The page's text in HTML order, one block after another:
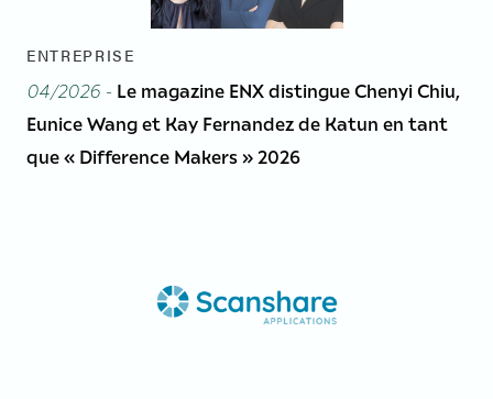
ENTREPRISE
04/2026 - Le magazine ENX distingue Chenyi Chiu,
Eunice Wang et Kay Fernandez de Katun en tant
que « Difference Makers » 2026